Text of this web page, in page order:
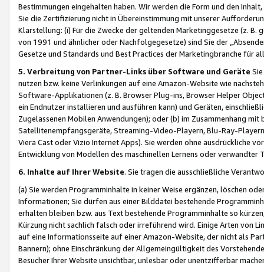
Bestimmungen eingehalten haben. Wir werden die Form und den
Sie die Zertifizierung nicht in Übereinstimmung mit unserer
Klarstellung: (i) Für die Zwecke der geltenden Marketinggesetze (z. B.
von 1991 und ähnlicher oder Nachfolgegesetze) sind Sie der
Gesetze und Standards und Best Practices der Marketingbranche für
5. Verbreitung von Partner-Links über Software und Geräte
nutzen bzw. keine Verlinkungen auf eine Amazon-Website wie
Software-Applikationen (z. B. Browser Plug-ins, Browser Helper
ein Endnutzer installieren und ausführen kann) und Geräten,
Zugelassenen Mobilen Anwendungen); oder (b) im Zusammenhang
Satellitenempfangsgeräte, Streaming-Video-Playern, Blu-Ray-
Viera Cast oder Vizio Internet Apps). Sie werden ohne ausdrückliche
Entwicklung von Modellen des maschinellen Lernens oder
6. Inhalte auf Ihrer Website. Sie tragen die ausschließliche
(a) Sie werden Programminhalte in keiner Weise ergänzen, löschen
Informationen; Sie dürfen aus einer Bilddatei bestehende
erhalten bleiben bzw. aus Text bestehende Programminhalte so
Kürzung nicht sachlich falsch oder irreführend wird. Einige Arten von
auf eine Informationsseite auf einer Amazon-Website, der nicht als
Bannern); ohne Einschränkung der Allgemeingültigkeit des
Besucher Ihrer Website unsichtbar, unlesbar oder unentzifferbar